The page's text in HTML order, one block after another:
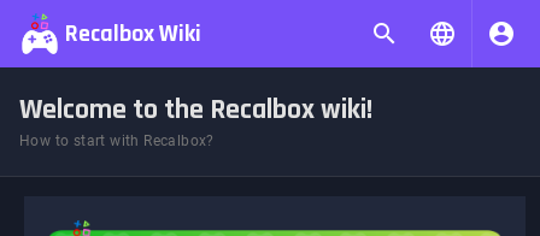
Recalbox Wiki
Welcome to the Recalbox wiki!
How to start with Recalbox?